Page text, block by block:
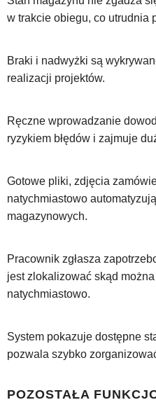
w trakcie obiegu, co utrudnia
Braki i nadwyżki są
realizacji projektów.
Ręczne wprowadzanie
ryzykiem błędów i zajmuje
Gotowe pliki, zdjęcia
natychmiastowo
magazynowych.
Pracownik zgłasza
jest zlokalizować skąd
natychmiastowo.
System pokazuje dostępne
pozwala szybko
POZOSTAŁA